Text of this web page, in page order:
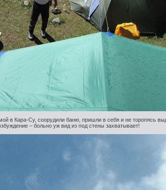
в Кара-Су, соорудили баню, пришли в себя и не торопясь
– больно уж вид из под стены захватывает!